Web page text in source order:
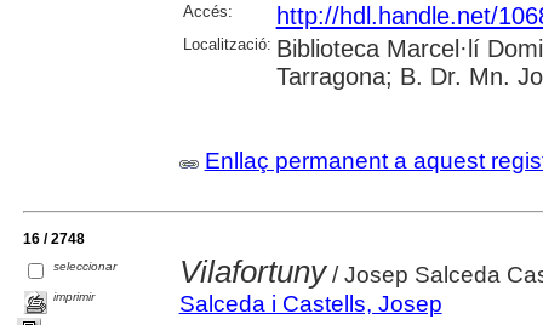
Accés: http://hdl.handle.net/
Localització: Biblioteca Marcel·lí
Tarragona; B. Dr. Mn.
Enllaç permanent a aquest
16 / 2748
seleccionar
imprimir
Vilafortuny/ Josep Salceda
Salceda i Castells, Josep